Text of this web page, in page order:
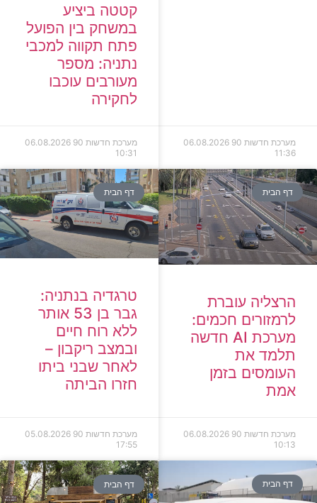
מערכת חדשות 90
06.08.2026
11:36
קטטה ביציע
במשחק בין הפועל
פתח תקווה למכבי
נתניה: מספר
מעורבים עוכבו
לחקירה
מערכת חדשות 90
06.08.2026
10:31
דף הבית
הרצליה עוברת
לרמזורים חכמים:
מערכת AI חדשה
תלמד את
העומסים בזמן
אמת
מערכת חדשות 90
06.08.2026
10:13
דף הבית
טרגדיה בנתניה:
גבר בן 53 אותר
ללא רוח חיים
ובמצב ריקבון –
לאחר שבני ביתו
חזרו הביתה
מערכת חדשות 90
05.08.2026
17:55
דף הבית דף הבית